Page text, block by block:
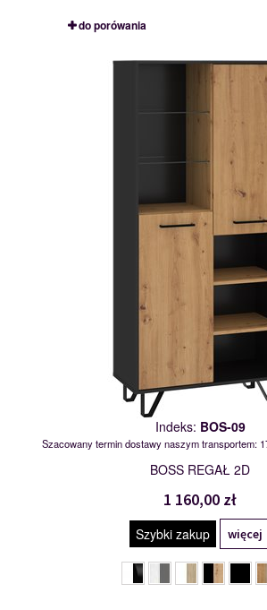
do porówania
Indeks: BOS-09
Szacowany termin dostawy naszym transportem:
BOSS REGAŁ 2D
1 160,00 zł
Szybki zakup więcej